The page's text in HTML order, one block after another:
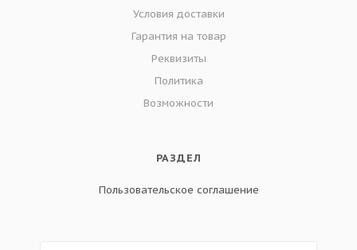
Условия доставки
Гарантия на товар
Реквизиты
Политика
Возможности
РАЗДЕЛ
Пользовательское соглашение